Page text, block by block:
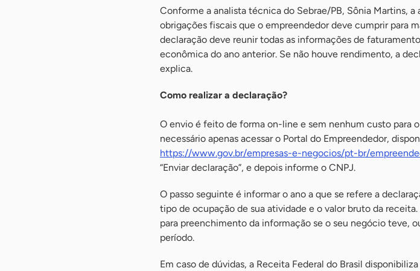
Conforme a analista técnica do Sebrae/PB, Sônia Martins,
obrigações fiscais que o empreendedor deve cumprir para
declaração deve reunir todas as informações de
econômica do ano anterior. Se não houve rendimento, a
explica.
Como realizar a declaração?
O envio é feito de forma on-line e sem nenhum custo para
necessário apenas acessar o Portal do Empreendedor,
https://www.gov.br/empresas-e-negocios/pt-br/
“Enviar declaração”, e depois informe o CNPJ.
O passo seguinte é informar o ano a que se refere a
tipo de ocupação de sua atividade e o valor bruto da
para preenchimento da informação se o seu negócio teve,
período.
Em caso de dúvidas, a Receita Federal do Brasil